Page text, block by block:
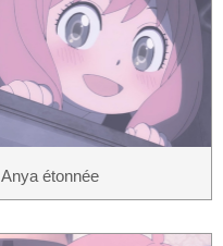
Anya étonnée